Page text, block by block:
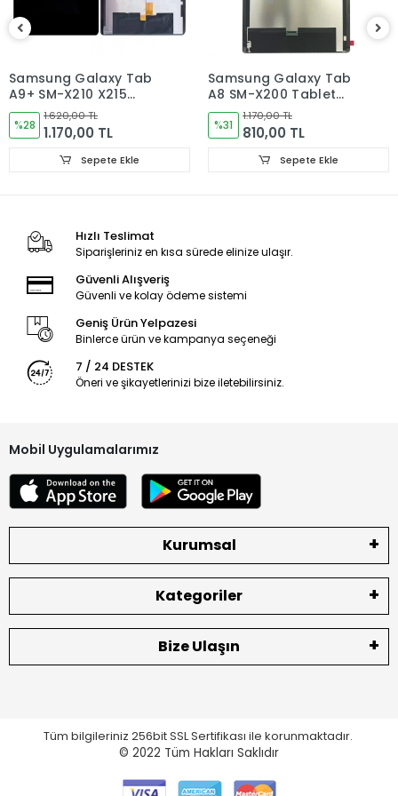
Sorun yoksa Montajına Başlayın Sorumluluk Size aittir.
Montajı yapılmış,yapıştırılmış,kullanılmış ürünlerin iade ve
Ürün Değişimlerinde KARGO bedeli Bize aittir.Ürün
iadelerinde Kargo Bedelleri Müşteriye yansıtılır.
Ürün Değişimler "Garanti ve iade" Kısmını takip ediniz.
Ekran Kalite Durumu ORJINAL
Ekran Versioyonu
Samsung Galaxy Tab
A9+ SM-X210 X215
X216B Tablet Ekran
Dokunmatik
%28
1.620,00 TL
1.170,00 TL
Sepete Ekle
Samsung Galaxy Tab
A8 SM-X200 Tablet
Ekran
%31
1.170,00 TL
810,00 TL
Sepete Ekle
Hızlı Teslimat
Siparişleriniz en kısa sürede elinize ulaşır.
Güvenli Alışveriş
Güvenli ve kolay ödeme sistemi
Geniş Ürün Yelpazesi
Binlerce ürün ve kampanya seçeneği
7 / 24 DESTEK
Öneri ve şikayetlerinizi bize iletebilirsiniz.
Mobil Uygulamalarımız
Kurumsal
Kategoriler
Bize Ulaşın
Tüm bilgileriniz 256bit SSL Sertifikası ile korunmaktadır.
© 2022 Tüm Hakları Saklıdır